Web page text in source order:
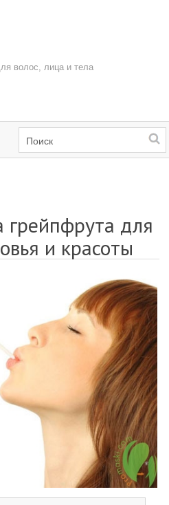
волос, лица и тела
грейпфрута для
и красоты